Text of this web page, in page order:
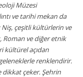
Müzesi
ve tarihi mekan da
Niş, çeşitli kültürlerin ve
Roman ve diğer etnik
kültürel açıdan
renklendirir.
çeker. Şehrin